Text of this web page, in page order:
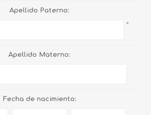
Apellido Paterno:
*
Apellido Materno:
Fecha de nacimiento: